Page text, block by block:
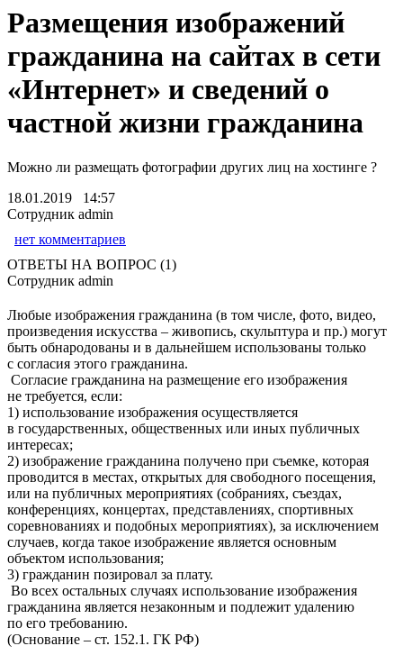
Размещения изображений
гражданина на сайтах в сети
«Интернет» и сведений о
частной жизни гражданина
Можно ли размещать фотографии других лиц на хостинге ?
18.01.2019 14:57
Сотрудник admin
нет комментариев
ОТВЕТЫ НА ВОПРОС (1)
Сотрудник admin
Любые изображения гражданина (в том числе, фото, видео,
произведения искусства – живопись, скульптура и пр.) могут
быть обнародованы и в дальнейшем использованы только
с согласия этого гражданина.
Согласие гражданина на размещение его изображения
не требуется, если:
1) использование изображения осуществляется
в государственных, общественных или иных публичных
интересах;
2) изображение гражданина получено при съемке, которая
проводится в местах, открытых для свободного посещения,
или на публичных мероприятиях (собраниях, съездах,
конференциях, концертах, представлениях, спортивных
соревнованиях и подобных мероприятиях), за исключением
случаев, когда такое изображение является основным
объектом использования;
3) гражданин позировал за плату.
Во всех остальных случаях использование изображения
гражданина является незаконным и подлежит удалению
по его требованию.
(Основание – ст. 152.1. ГК РФ)